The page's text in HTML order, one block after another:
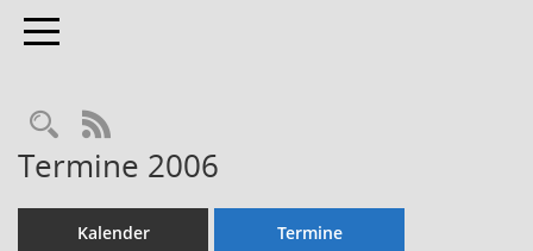
Toggle navigation
Rechercheauswahl
RSS-Feed
Termine 2006
Kalender Termine